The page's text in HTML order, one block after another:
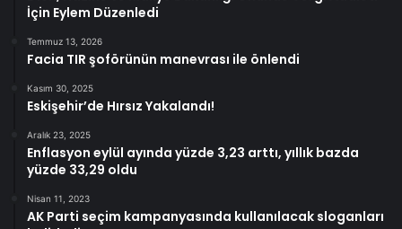
İçin Eylem Düzenledi
Temmuz 13, 2026
Facia TIR şoförünün manevrası ile önlendi
Kasım 30, 2025
Eskişehir’de Hırsız Yakalandı!
Aralık 23, 2025
Enflasyon eylül ayında yüzde 3,23 arttı, yıllık bazda
yüzde 33,29 oldu
Nisan 11, 2023
AK Parti seçim kampanyasında kullanılacak sloganları